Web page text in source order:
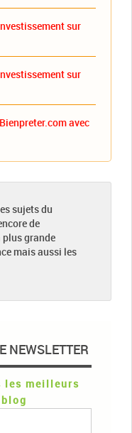
sur
sur
avec
sujets du
de
grande
mais aussi les
NEWSLETTER
les meilleurs